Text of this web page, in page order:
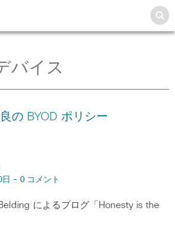
バイス
の BYOD ポリシー
日 - 0 コメント
によるブログ「Honesty is the